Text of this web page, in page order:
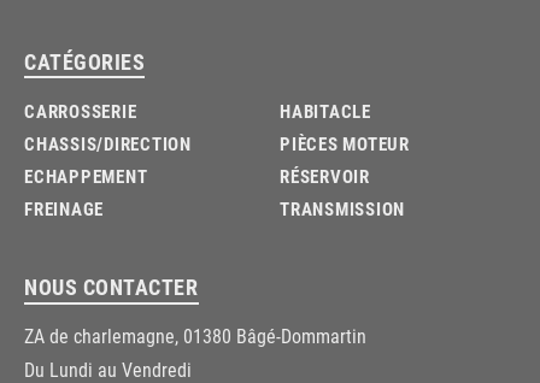
CATÉGORIES
CARROSSERIE
CHASSIS/DIRECTION
ECHAPPEMENT
FREINAGE
HABITACLE
PIÈCES MOTEUR
RÉSERVOIR
TRANSMISSION
NOUS CONTACTER
ZA de charlemagne, 01380 Bâgé-Dommartin
Du Lundi au Vendredi